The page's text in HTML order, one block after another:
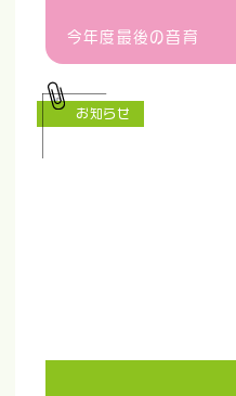
今年度最後の音育
お知らせ